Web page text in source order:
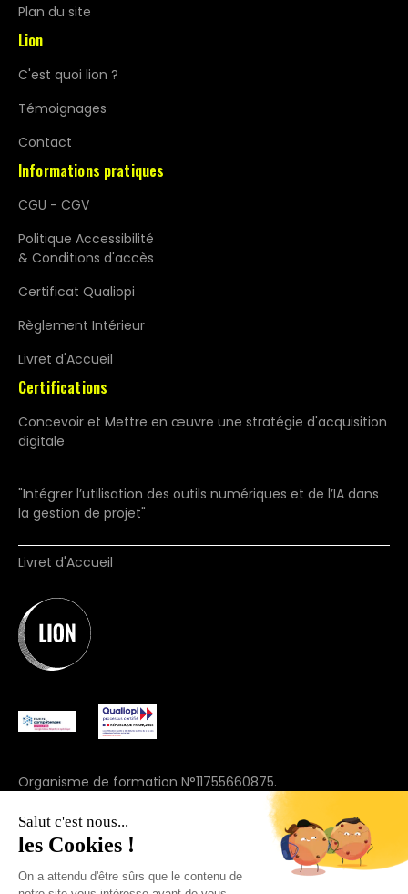
Plan du site
Lion
C'est quoi lion ?
Témoignages
Contact
Informations pratiques
CGU - CGV
Politique Accessibilité
& Conditions d'accès
Certificat Qualiopi
Règlement Intérieur
Livret d'Accueil
Certifications
Concevoir et Mettre en œuvre une stratégie d'acquisition
digitale
"Intégrer l’utilisation des outils numériques et de l’IA dans
la gestion de projet"
Livret d'Accueil
Organisme de formation N°11755660875.
© 2025 Join Lion. Tous droits réservés.
Salut c'est nous...
les Cookies !
On a attendu d'être sûrs que le contenu de